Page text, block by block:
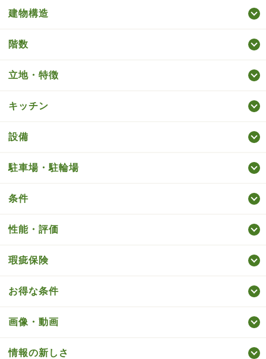
建物構造
階数
立地・特徴
キッチン
設備
駐車場・駐輪場
条件
性能・評価
瑕疵保険
お得な条件
画像・動画
情報の新しさ